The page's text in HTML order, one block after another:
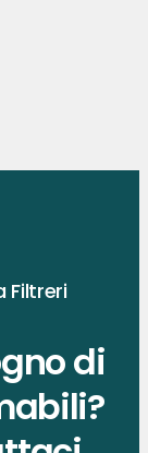
Filtreri
di